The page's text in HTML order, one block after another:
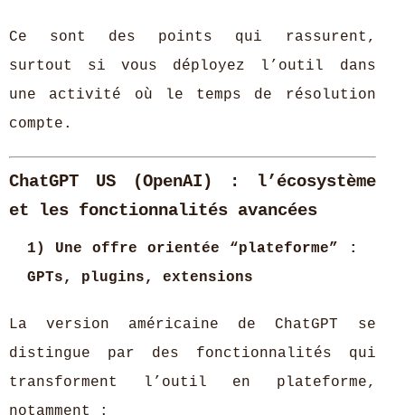
Ce sont des points qui rassurent,
surtout si vous déployez l’outil dans
une activité où le temps de résolution
compte.
ChatGPT US (OpenAI) : l’écosystème
et les fonctionnalités avancées
1) Une offre orientée “plateforme” :
GPTs, plugins, extensions
La version américaine de ChatGPT se
distingue par des fonctionnalités qui
transforment l’outil en plateforme,
notamment :